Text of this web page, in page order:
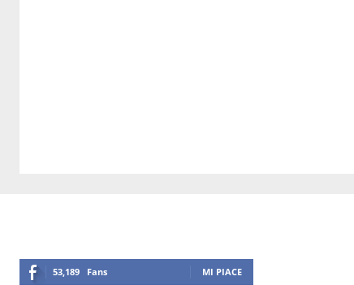
53,189 Fans MI PIACE